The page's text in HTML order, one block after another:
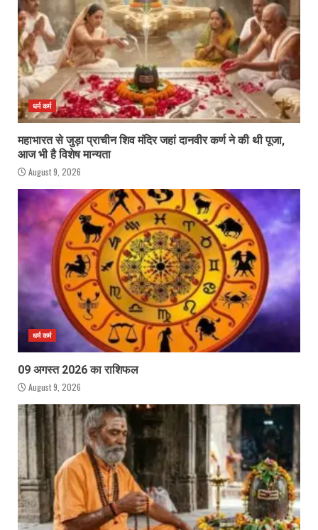
धर्म कर्म
महाभारत से जुड़ा प्राचीन शिव मंदिर जहां दानवीर कर्ण ने की थी पूजा,
आज भी है विशेष मान्यता
August 9, 2026
धर्म कर्म
09 अगस्त 2026 का राशिफल
August 9, 2026